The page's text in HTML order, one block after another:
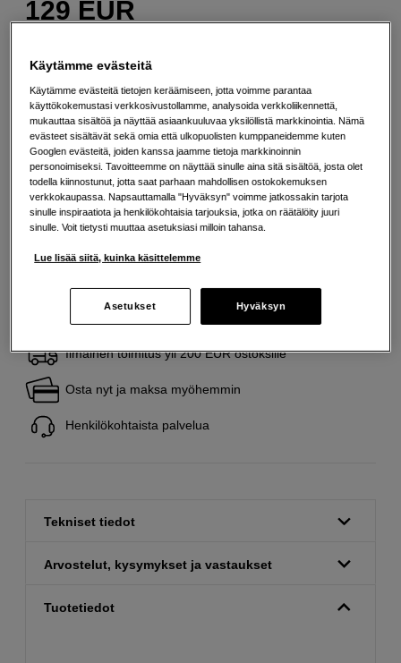
129 EUR
Maksa Svea-erämaksulla
Esimerkki: 36 kk, 5 EUR/kk, yhteensä 185 EUR, todellinen vuosikorko
19,07 %
Avausmaksu 5 EUR, laskutusmaksu 0 EUR/kk lisäksi
Lainaaminen maksaa! Jos et pysty maksamaan velkaa ajoissa, saatat
saada maksuhäiriömerkinnän. Se voi vaikeuttaa asunnon vuokraamista,
velkaneuvonnasta. Yhteystiedot löydät sivulta
välilehteen)
Ilmainen toimitus yli 200 EUR ostoksille
Osta nyt ja maksa myöhemmin
Henkilökohtaista palvelua
Tekniset tiedot
Arvostelut, kysymykset ja vastaukset
Tuotetiedot
Käytämme evästeitä
Käytämme evästeitä tietojen keräämiseen, jotta voimme parantaa
käyttökokemustasi verkkosivustollamme, analysoida verkkoliikennettä,
mukauttaa sisältöä ja näyttää asiaankuuluvaa yksilöllistä markkinointia. Nämä
evästeet sisältävät sekä omia että ulkopuolisten kumppaneidemme kuten
Googlen evästeitä, joiden kanssa jaamme tietoja markkinoinnin
personoimiseksi. Tavoitteemme on näyttää sinulle aina sitä sisältöä, josta olet
todella kiinnostunut, jotta saat parhaan mahdollisen ostokokemuksen
verkkokaupassa. Napsauttamalla "Hyväksyn" voimme jatkossakin tarjota
sinulle inspiraatiota ja henkilökohtaisia tarjouksia, jotka on räätälöity juuri
sinulle. Voit tietysti muuttaa asetuksiasi milloin tahansa.
Lue lisää siitä, kuinka käsittelemme
Asetukset Hyväksyn